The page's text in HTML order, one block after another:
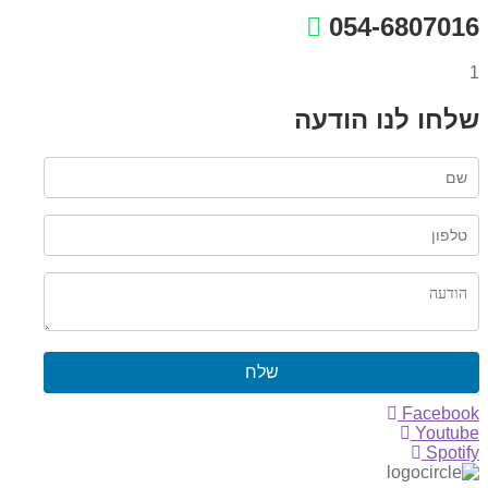
054-6807016
1
שלחו לנו הודעה
שלח
Facebook
Youtube
Spotify